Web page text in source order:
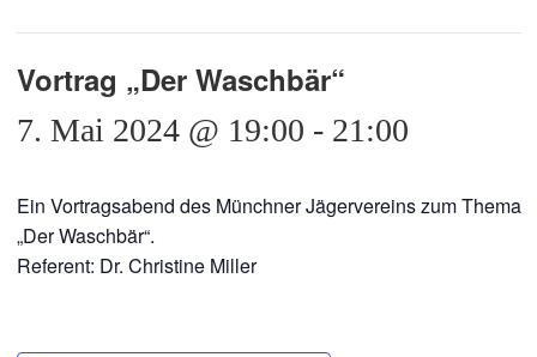
Vortrag „Der Waschbär“
7. Mai 2024 @ 19:00 - 21:00
Ein Vortragsabend des Münchner Jägervereins zum Thema
„Der Waschbär“.
Referent: Dr. Christine Miller